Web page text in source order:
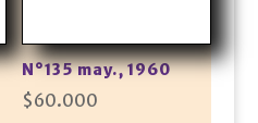
N°135 may., 1960
$60.000